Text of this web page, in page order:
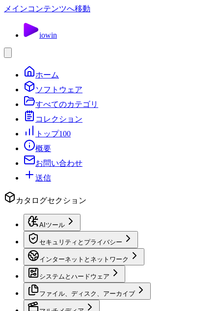
メインコンテンツへ移動
iowin
ホーム
ソフトウェア
すべてのカテゴリ
コレクション
トップ100
概要
お問い合わせ
送信
カタログセクション
AIツール
セキュリティとプライバシー
インターネットとネットワーク
システムとハードウェア
ファイル、ディスク、アーカイブ